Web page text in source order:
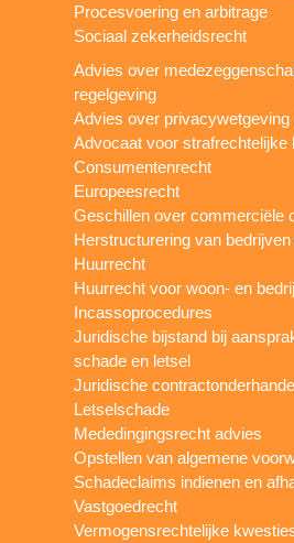
Procesvoering en arbitrage
Sociaal zekerheidsrecht
Advies over
regelgeving
Advies over privacywetgeving
Advocaat voor strafrechtelijke
Consumentenrecht
Europeesrecht
Geschillen over commerciële
Herstructurering van
Huurrecht
Huurrecht voor woon- en
Incassoprocedures
Juridische bijstand bij
schade en letsel
Juridische
Letselschade
Mededingingsrecht advies
Opstellen van algemene
Schadeclaims indienen en
Vastgoedrecht
Vermogensrechtelijke